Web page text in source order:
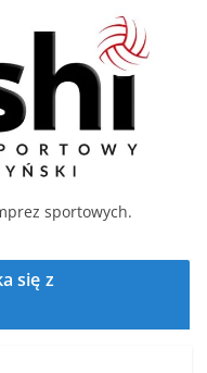
sportowych.
się z